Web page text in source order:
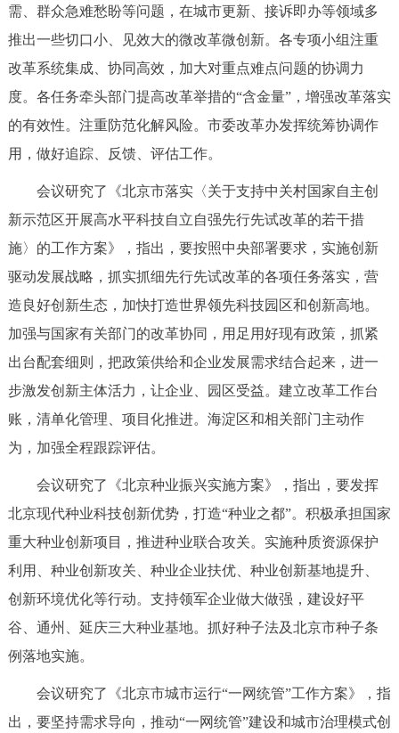
中介服务 阳光政务
12345网上接诉即办 我要咨询 我要建议
参与调查 在线访谈 图说互动
走进北京
北京概况 十六区概览 人文北京
绿色北京 图说北京 视频北京
多语种
ENGLISH 한국어 日本語
ESPAÑOL العربية PORTUGUÊS
ITALIANO
需、群众急难愁盼等问题，在城市更新、接诉即办等领域多
推出一些切口小、见效大的微改革微创新。各专项小组注重
改革系统集成、协同高效，加大对重点难点问题的协调力
度。各任务牵头部门提高改革举措的“含金量”，增强改革落实
的有效性。注重防范化解风险。市委改革办发挥统筹协调作
用，做好追踪、反馈、评估工作。
会议研究了《北京市落实〈关于支持中关村国家自主创
新示范区开展高水平科技自立自强先行先试改革的若干措
施〉的工作方案》，指出，要按照中央部署要求，实施创新
驱动发展战略，抓实抓细先行先试改革的各项任务落实，营
造良好创新生态，加快打造世界领先科技园区和创新高地。
加强与国家有关部门的改革协同，用足用好现有政策，抓紧
出台配套细则，把政策供给和企业发展需求结合起来，进一
步激发创新主体活力，让企业、园区受益。建立改革工作台
账，清单化管理、项目化推进。海淀区和相关部门主动作
为，加强全程跟踪评估。
会议研究了《北京种业振兴实施方案》，指出，要发挥
北京现代种业科技创新优势，打造“种业之都”。积极承担国家
重大种业创新项目，推进种业联合攻关。实施种质资源保护
利用、种业创新攻关、种业企业扶优、种业创新基地提升、
创新环境优化等行动。支持领军企业做大做强，建设好平
谷、通州、延庆三大种业基地。抓好种子法及北京市种子条
例落地实施。
会议研究了《北京市城市运行“一网统管”工作方案》，指
出，要坚持需求导向，推动“一网统管”建设和城市治理模式创